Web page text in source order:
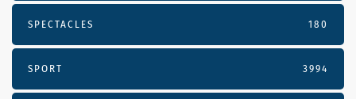
SPECTACLES 180
SPORT 3994